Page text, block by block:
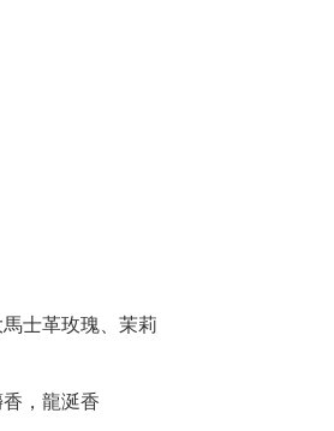
士革玫瑰、茉莉
，龍涎香